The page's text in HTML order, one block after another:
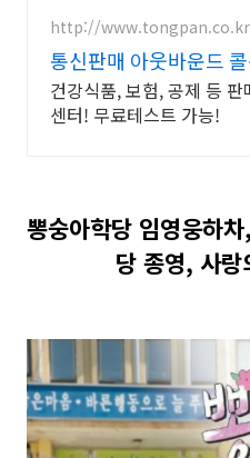
http://www.tongpan.co.kr
통신판매 아웃바운드
CRM
건강식품, 보험, 공제 등
센터! 무료테스트 가능!
뽕숭아학당 임영웅하
당 종영, 사랑